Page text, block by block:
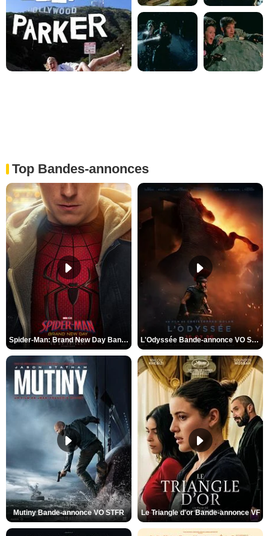
Top Bandes-annonces
Spider-Man: Brand New Day Bande-annonce VO STFR L'Odyssée Bande-annonce VO STFR
Mutiny Bande-annonce VO STFR Le Triangle d'or Bande-annonce VF